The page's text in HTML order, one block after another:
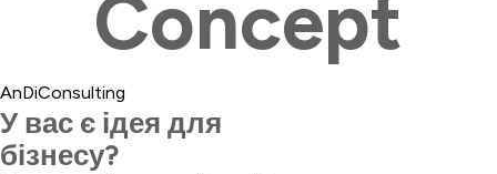
Concept
AnDiConsulting
У вас є ідея для
бізнесу?